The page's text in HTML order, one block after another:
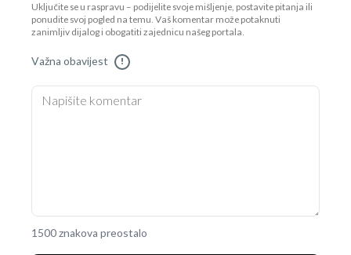
Uključite se u raspravu – podijelite svoje mišljenje, postavite pitanja ili
ponudite svoj pogled na temu. Vaš komentar može potaknuti
zanimljiv dijalog i obogatiti zajednicu našeg portala.
Važna obavijest !
1500 znakova preostalo